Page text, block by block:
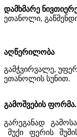
დამხმარე
ეთანოლი,
აღწერილობა
გამჭვირვალე,
ეთანოლის სუნით.
გამოშვების ფორმა.
გარეგანად
მუქი ფერის